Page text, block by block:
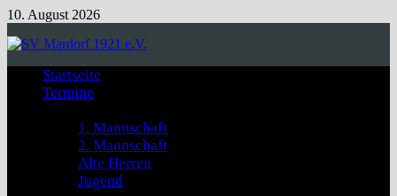
Zum
springen
10. August 2026
Startseite
Termine
1. Mannschaft
2. Mannschaft
Alte Herren
Jugend